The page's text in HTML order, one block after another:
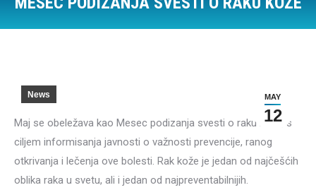
MAY
12
News
Maj se obeležava kao Mesec podizanja svesti o raku kože, s
ciljem informisanja javnosti o važnosti prevencije, ranog
otkrivanja i lečenja ove bolesti. Rak kože je jedan od najčešćih
oblika raka u svetu, ali i jedan od najpreventabilnijih.